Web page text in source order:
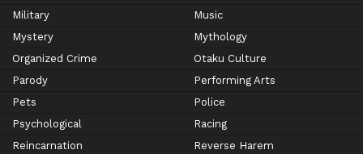
Military
Music
Mystery
Mythology
Organized Crime
Otaku Culture
Parody
Performing Arts
Pets
Police
Psychological
Racing
Reincarnation
Reverse Harem